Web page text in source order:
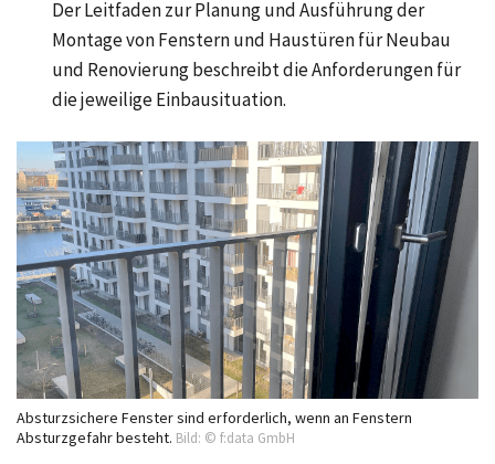
Der Leitfaden zur Planung und Ausführung der
Montage von Fenstern und Haustüren für Neubau
und Renovierungbeschreibt die Anforderungen für
die jeweilige Einbausituation.
Absturzsichere Fenster sind erforderlich, wenn an Fenstern
Absturzgefahr besteht. Bild: © f:data GmbH